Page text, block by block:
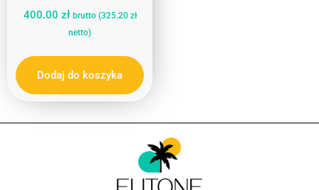
400.00 zł brutto (325.20 zł
netto)
Dodaj do koszyka